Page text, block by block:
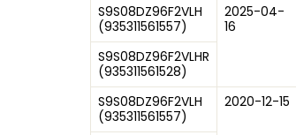
S9S08DZ96F2VLH
(935311561557)
2025-04-
16
S9S08DZ96F2VLHR
(935311561528)
S9S08DZ96F2VLH
(935311561557)
2020-12-15